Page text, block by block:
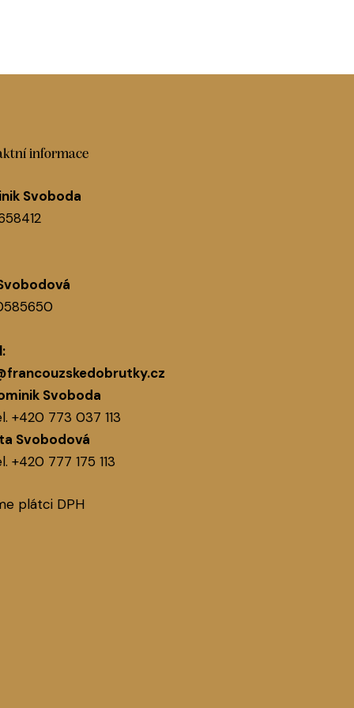
informace
Svoboda
Svoboda
+420 773 037 113
Svobodová
+420 777 175 113
plátci DPH